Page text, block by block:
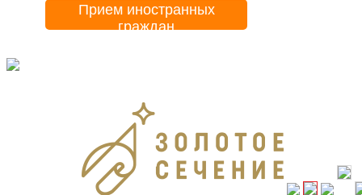
Прием иностранных
граждан